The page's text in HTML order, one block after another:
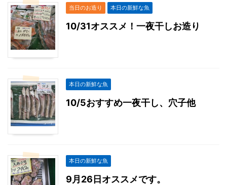
当日のお造り 本日の新鮮な魚
10/31オススメ！一夜干しお造り
本日の新鮮な魚
10/5おすすめ一夜干し、穴子他
本日の新鮮な魚
9月26日オススメです。